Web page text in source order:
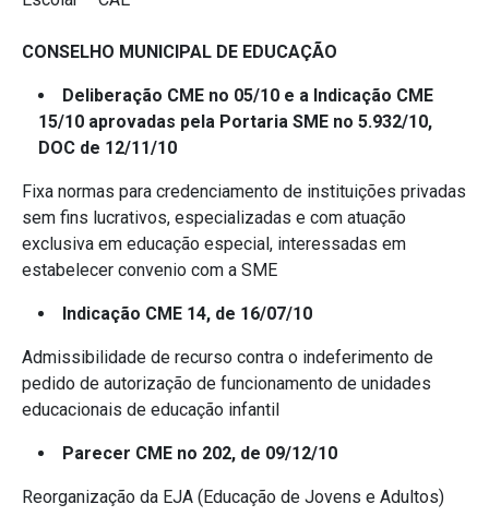
CONSELHO MUNICIPAL DE EDUCAÇÃO
Deliberação CME no 05/10 e a Indicação CME
15/10 aprovadas pela Portaria SME no 5.932/10,
DOC de 12/11/10
Fixa normas para credenciamento de instituições privadas
sem fins lucrativos, especializadas e com atuação
exclusiva em educação especial, interessadas em
estabelecer convenio com a SME
Indicação CME 14, de 16/07/10
Admissibilidade de recurso contra o indeferimento de
pedido de autorização de funcionamento de unidades
educacionais de educação infantil
Parecer CME no 202, de 09/12/10
Reorganização da EJA (Educação de Jovens e Adultos)